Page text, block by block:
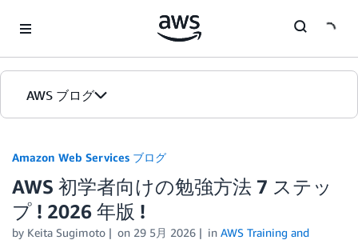
AWS ブログ
カテゴリ
エディション
Amazon Web Services ブログ
AWS 初学者向けの勉強方法 7 ステッ
プ ! 2026 年版 !
by Keita Sugimoto on 29 5月 2026 in AWS Training and